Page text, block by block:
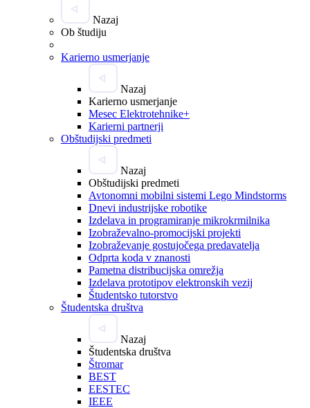
Nazaj
Ob študiju
Karierno usmerjanje
Nazaj
Karierno usmerjanje
Mesec Elektrotehnike+
Karierni partnerji
Obštudijski predmeti
Nazaj
Obštudijski predmeti
Avtonomni mobilni sistemi Lego Mindstorms
Dnevi industrijske robotike
Izdelava in programiranje mikrokrmilnika
Izobraževalno-promocijski projekti
Izobraževanje gostujočega predavatelja
Odprta koda v znanosti
Pametna distribucijska omrežja
Izdelava prototipov elektronskih vezij
Študentsko tutorstvo
Študentska društva
Nazaj
Študentska društva
Štromar
BEST
EESTEC
IEEE